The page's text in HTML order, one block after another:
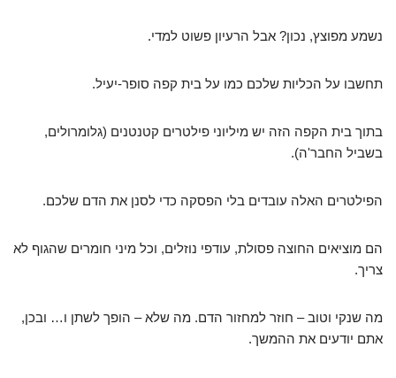
נשמע מפוצץ, נכון? אבל הרעיון פשוט למדי.
תחשבו על הכליות שלכם כמו על בית קפה סופר-יעיל.
בתוך בית הקפה הזה יש מיליוני פילטרים קטנטנים (גלומרולים,
בשביל החבר'ה).
הפילטרים האלה עובדים בלי הפסקה כדי לסנן את הדם שלכם.
הם מוציאים החוצה פסולת, עודפי נוזלים, וכל מיני חומרים שהגוף לא
צריך.
מה שנקי וטוב – חוזר למחזור הדם. מה שלא – הופך לשתן ו… ובכן,
אתם יודעים את ההמשך.